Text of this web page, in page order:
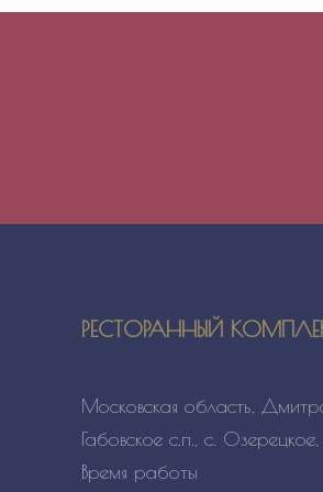
РЕСТОРАННЫЙ
Московская область,
Габовское с.п., с.
Время работы